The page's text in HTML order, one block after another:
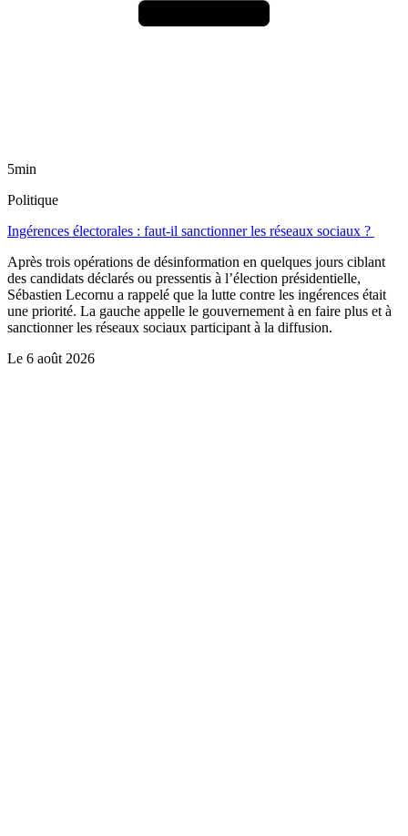
5min
Politique
Ingérences électorales : faut-il sanctionner les réseaux sociaux ?
Après trois opérations de désinformation en quelques jours ciblant
des candidats déclarés ou pressentis à l’élection présidentielle,
Sébastien Lecornu a rappelé que la lutte contre les ingérences était
une priorité. La gauche appelle le gouvernement à en faire plus et à
sanctionner les réseaux sociaux participant à la diffusion.
Le 6 août 2026